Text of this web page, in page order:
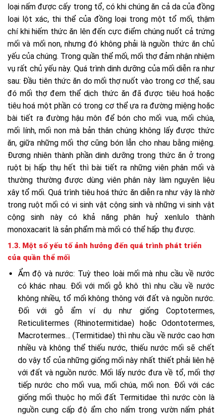
loại nấm được cấy trong tổ, có khi chúng ăn cả da của đồng
loại lột xác, thi thể của đồng loại trong một tổ mối, thậm
chí khi hiếm thức ăn lên đến cực điểm chúng nuốt cả trứng
mối và mối non, nhưng đó không phải là nguồn thức ăn chủ
yếu của chúng. Trong quần thể mối, mối thợ đảm nhận nhiệm
vụ rất chủ yếu này. Quá trình dinh dưỡng của mối diễn ra như
sau: Đầu tiên thức ăn do mối thợ nuốt vào trong cơ thể, sau
đó mối thợ đem thể dịch thức ăn đã được tiêu hoá hoặc
tiêu hoá một phần có trong cơ thể ựa ra đường miệng hoặc
bài tiết ra đường hậu môn để bón cho mối vua, mối chúa,
mối lính, mối non mà bản thân chúng không lấy được thức
ăn, giữa những mối thợ cũng bón lẫn cho nhau bằng miệng.
Đương nhiên thành phần dinh dưỡng trong thức ăn ở trong
ruột bị hấp thụ hết thì bài tiết ra những viên phân mối và
thường thường được dùng viên phân này làm nguyên liệu
xây tổ mối. Quá trình tiêu hoá thức ăn diễn ra như vậy là nhờ
trong ruột mối có vi sinh vật cộng sinh và những vi sinh vật
cộng sinh này có khả năng phân huỷ xenlulo thành
monoxacarit là sản phẩm mà mối có thể hấp thụ được.
1.3. Một số yếu tố ảnh hưởng đến quá trình phát triển
của quần thể mối
Ẩm độ và nước: Tuỳ theo loài mối mà nhu cầu về nước
có khác nhau. Đối với mối gỗ khô thì nhu cầu về nước
không nhiều, tổ mối không thông với đất và nguồn nước.
Đối với gỗ ẩm ví dụ như giống Coptotermes,
Reticulitermes (Rhinotermitidae) hoặc Odontotermes,
Macrotermes… (Termitidae) thì nhu cầu về nước cao hơn
nhiều và không thể thiếu nước, thiếu nước mối sẽ chết
do vậy tổ của những giống mối này nhất thiết phải liên hệ
với đất và nguồn nước. Mối lấy nước đưa về tổ, mối thợ
tiếp nước cho mối vua, mối chúa, mối non. Đối với các
giống mối thuộc họ mối đất Termitidae thì nước còn là
nguồn cung cấp độ ẩm cho nấm trong vườn nấm phát